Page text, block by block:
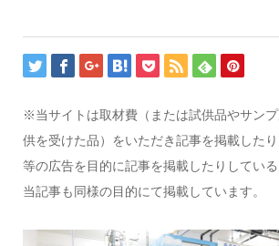
※当サイトは取材費（または試供品やサン
供を受けた品）をいただき記事を掲載した
等の広告を目的に記事を掲載したりしている
当記事も同様の目的にて掲載しています。